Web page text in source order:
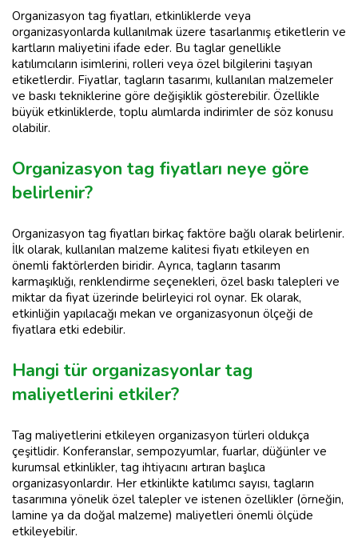
Organizasyon tag fiyatları, etkinliklerde veya
organizasyonlarda kullanılmak üzere tasarlanmış etiketlerin ve
kartların maliyetini ifade eder. Bu taglar genellikle
katılımcıların isimlerini, rolleri veya özel bilgilerini taşıyan
etiketlerdir. Fiyatlar, tagların tasarımı, kullanılan malzemeler
ve baskı tekniklerine göre değişiklik gösterebilir. Özellikle
büyük etkinliklerde, toplu alımlarda indirimler de söz konusu
olabilir.
Organizasyon tag fiyatları neye göre
belirlenir?
Organizasyon tag fiyatları birkaç faktöre bağlı olarak belirlenir.
İlk olarak, kullanılan malzeme kalitesi fiyatı etkileyen en
önemli faktörlerden biridir. Ayrıca, tagların tasarım
karmaşıklığı, renklendirme seçenekleri, özel baskı talepleri ve
miktar da fiyat üzerinde belirleyici rol oynar. Ek olarak,
etkinliğin yapılacağı mekan ve organizasyonun ölçeği de
fiyatlara etki edebilir.
Hangi tür organizasyonlar tag
maliyetlerini etkiler?
Tag maliyetlerini etkileyen organizasyon türleri oldukça
çeşitlidir. Konferanslar, sempozyumlar, fuarlar, düğünler ve
kurumsal etkinlikler, tag ihtiyacını artıran başlıca
organizasyonlardır. Her etkinlikte katılımcı sayısı, tagların
tasarımına yönelik özel talepler ve istenen özellikler (örneğin,
lamine ya da doğal malzeme) maliyetleri önemli ölçüde
etkileyebilir.